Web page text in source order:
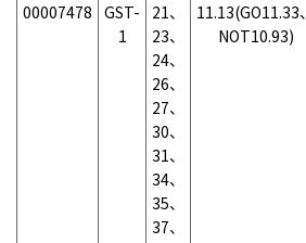
00007478 GST-
1
21、
23、
24、
26、
27、
30、
31、
34、
35、
37、
11.13(GO11.33、
NOT10.93)